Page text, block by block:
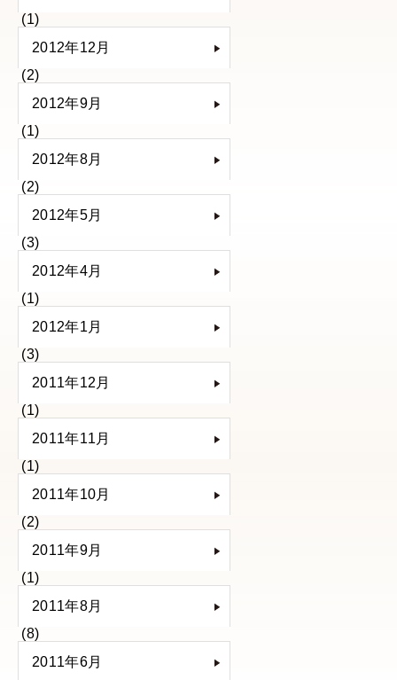
(1)
2012年12月
(2)
2012年9月
(1)
2012年8月
(2)
2012年5月
(3)
2012年4月
(1)
2012年1月
(3)
2011年12月
(1)
2011年11月
(1)
2011年10月
(2)
2011年9月
(1)
2011年8月
(8)
2011年6月